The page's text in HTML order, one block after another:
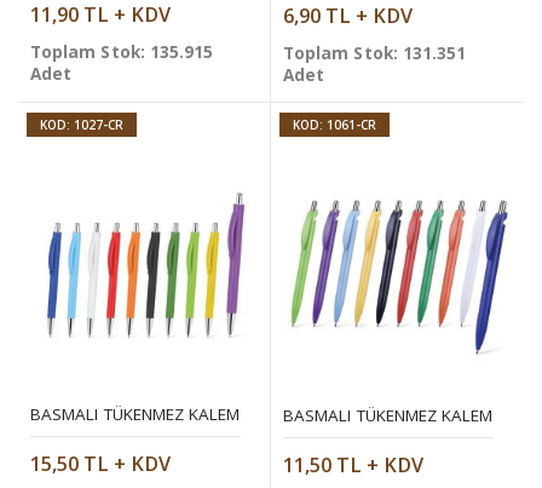
11,90 TL + KDV
Toplam Stok: 135.915
Adet
6,90 TL + KDV
Toplam Stok: 131.351
Adet
KOD: 1027-CR
BASMALI TÜKENMEZ KALEM
15,50 TL + KDV
KOD: 1061-CR
BASMALI TÜKENMEZ KALEM
11,50 TL + KDV